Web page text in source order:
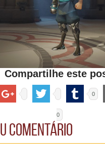
Compartilhe este
0
0
comentário